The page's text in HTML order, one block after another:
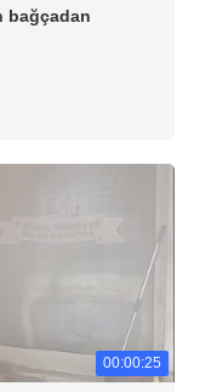
bağçadan
00:00:25